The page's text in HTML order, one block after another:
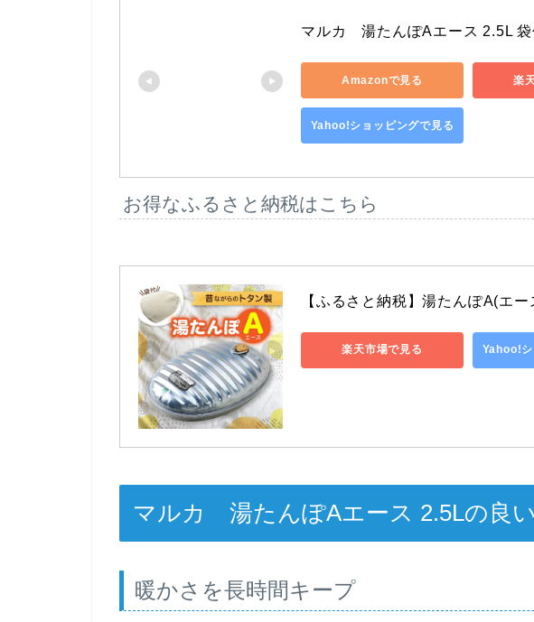
マルカ　湯たんぽAエース 2.5L
Amazonで見る 楽
Yahoo!ショッピングで見る
お得なふるさと納税はこちら
【ふるさと納税】湯たんぽA(エ
楽天市場で見る Yahoo!シ
マルカ 湯たんぽAエース 2.5Lの良
暖かさを長時間キープ